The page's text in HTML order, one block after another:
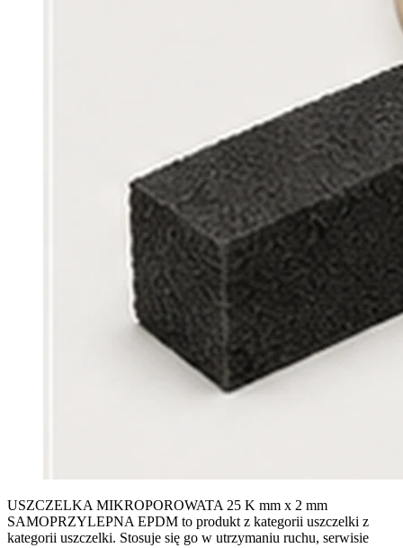
USZCZELKA MIKROPOROWATA 25 K mm x 2 mm
SAMOPRZYLEPNA EPDM to produkt z kategorii uszczelki z
kategorii uszczelki. Stosuje się go w utrzymaniu ruchu, serwisie